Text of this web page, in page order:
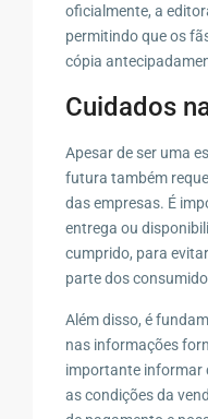
oficialmente, a
permitindo que os
cópia
Cuidados
Apesar de ser uma
futura também
das empresas. É
entrega ou
cumprido, para
parte dos
Além disso, é
nas informações
importante informar
as condições da